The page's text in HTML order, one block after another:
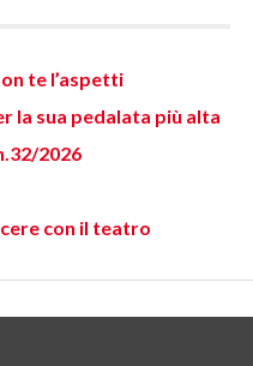
te l’aspetti
la sua pedalata più alta
2026
con il teatro